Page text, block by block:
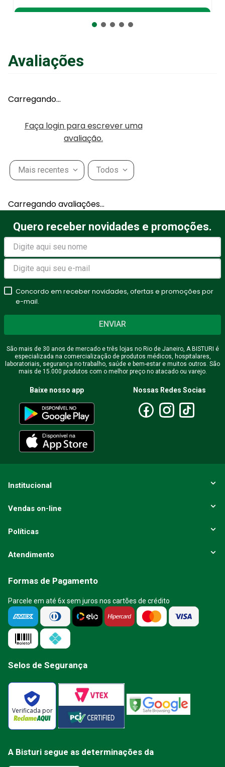
Avaliações
Carregando…
Faça login para escrever uma
avaliação.
Mais recentes Todos
Carregando avaliações…
Quero receber novidades e promoções.
Concordo em receber novidades, ofertas e promoções por
e-mail.
ENVIAR
São mais de 30 anos de mercado e três lojas no Rio de Janeiro, A BISTURI é
especializada na comercialização de produtos médicos, hospitalares,
laboratoriais, segurança no trabalho, saúde e bem-estar e muitos outros. São
mais de 15.000 produtos com o melhor preço no atacado ou varejo.
Baixe nosso app Nossas Redes Socias
Institucional
Vendas on-line
Políticas
Atendimento
Formas de Pagamento
Parcele em até 6x sem juros nos cartões de crédito
Selos de Segurança
Verificada por
A Bisturi segue as determinações da